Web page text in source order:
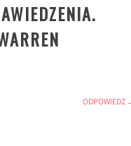
ODPOWIEDZ